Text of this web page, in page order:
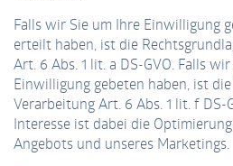
Falls wir Sie um Ihre Einwilligung
erteilt haben, ist die
Art. 6 Abs. 1 lit. a DS-GVO. Falls
Einwilligung gebeten haben, ist
Verarbeitung Art. 6 Abs. 1 lit. f DS-
Interesse ist dabei die
Angebots und unseres Marketings.